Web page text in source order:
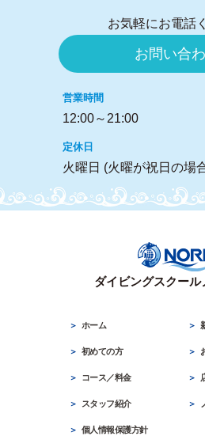
お気軽にお電話
お問い合
営業時間
12:00～21:00
定休日
火曜日 (火曜が祝日の場
ダイビングスクール
ホーム
初めての方
コース／料金
スタッフ紹介
個人情報保護方針